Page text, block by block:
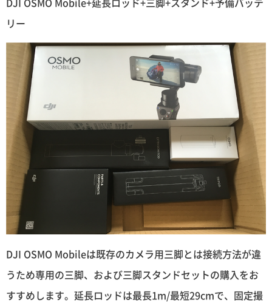
リー
DJI OSMO Mobileは既存のカメラ用三脚とは接続方法が違
うため専用の三脚、および三脚スタンドセットの購入をお
すすめします。延長ロッドは最長1m/最短29cmで、固定撮